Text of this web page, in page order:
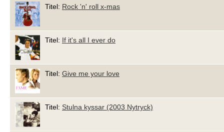
Titel: Rock 'n' roll x-mas
Titel: If it's all I ever do
Titel: Give me your love
Titel: Stulna kyssar (2003 Nytryck)